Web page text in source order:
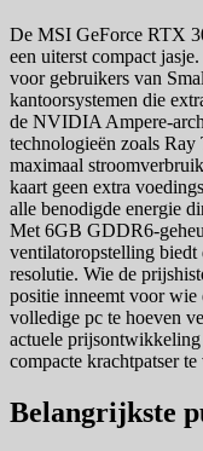
De MSI GeForce RTX
een uiterst compact
voor gebruikers van
kantoorsystemen die
de NVIDIA Ampere-
technologieën zoals Ray
maximaal
kaart geen extra
alle benodigde energie
Met 6GB GDDR6-
ventilatoropstelling biedt
resolutie. Wie de
positie inneemt voor wie
volledige pc te hoeven
actuele prijsontwikkeling
compacte krachtpatser
Belangrijkste